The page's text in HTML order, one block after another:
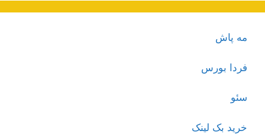
مه پاش
فردا بورس
سئو
خرید بک لینک